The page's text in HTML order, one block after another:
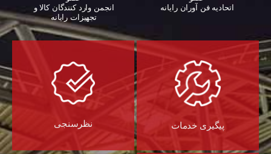
اتحادیه فن آوران رایانه
انجمن وارد کنندگان کالا و
تجهیزات رایانه‌
پیگیری خدمات نظرسنجی